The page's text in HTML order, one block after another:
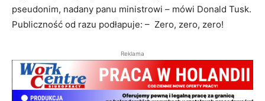
pseudonim, nadany panu ministrowi – mówi Donald Tusk.
Publiczność od razu podłapuje: – Zero, zero, zero!
Reklama